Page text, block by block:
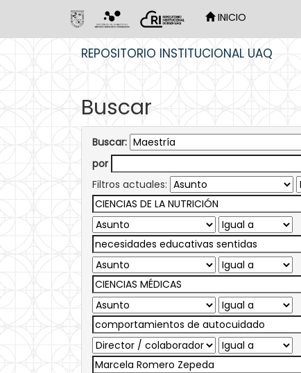
INICIO
REPOSITORIO INSTITUCIONAL UAQ
Buscar
Buscar:
por
Filtros actuales: